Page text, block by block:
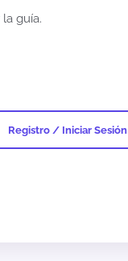
guía.
Registro / Iniciar Sesión